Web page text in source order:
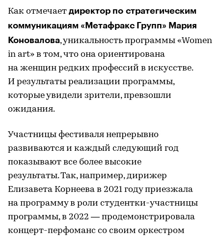
Как отмечает директор по стратегическим
коммуникациям «Метафракс Групп» Мария
Коновалова, уникальность программы «Women
in art» в том, что она ориентирована
на женщин редких профессий в искусстве.
И результаты реализации программы,
которые увидели зрители, превзошли
ожидания.
Участницы фестиваля непрерывно
развиваются и каждый следующий год
показывают все более высокие
результаты. Так, например, дирижер
Елизавета Корнеева в 2021 году приезжала
на программу в роли студентки-участницы
программы, в 2022 — продемонстрировала
концерт-перфоманс со своим оркестром